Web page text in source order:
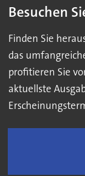
Besuchen
Finden Sie
das
profitieren Sie
aktuellste